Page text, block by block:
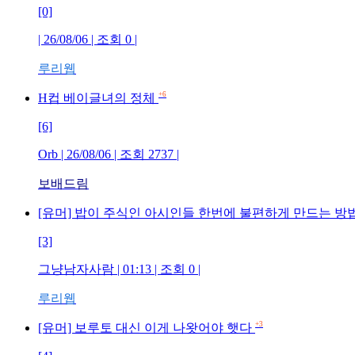
[0]
| 26/08/06 | 조회 0 |
루리웹
H컵 베이글녀의 정체 +6
[6]
Orb | 26/08/06 | 조회 2737 |
보배드림
[유머] 밥이 주식인 아시인들 한번에 불편하게 만드는 방
[3]
그냥남자사람 | 01:13 | 조회 0 |
루리웹
[유머] 보루토 대신 이게 나왓어야 햇다 +3